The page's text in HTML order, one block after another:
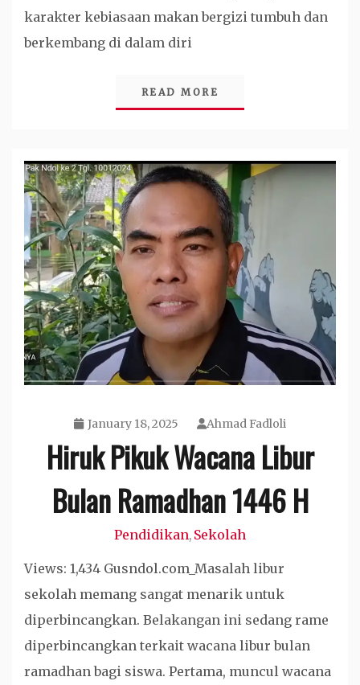
karakter kebiasaan makan bergizi tumbuh dan
berkembang di dalam diri
READ MORE
January 18, 2025 Ahmad Fadloli
Hiruk Pikuk Wacana Libur
Bulan Ramadhan 1446 H
Pendidikan, Sekolah
Views: 1,434 Gusndol.com_Masalah libur
sekolah memang sangat menarik untuk
diperbincangkan. Belakangan ini sedang rame
diperbincangkan terkait wacana libur bulan
ramadhan bagi siswa. Pertama, muncul wacana